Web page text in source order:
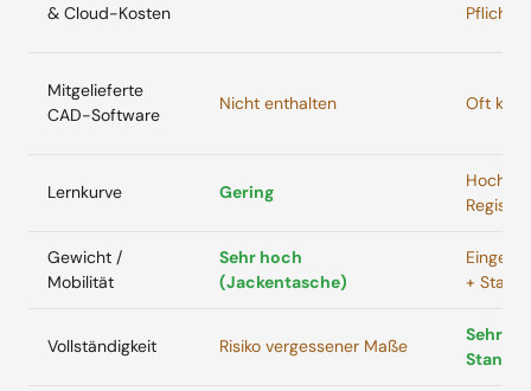
& Cloud-Kosten
Mitgelieferte
CAD-Software
Nicht enthalten Oft
Lernkurve Gering
Hoch
Gewicht /
Mobilität
Sehr hoch
(Jackentasche)
+ Stativ)
Vollständigkeit Risiko vergessener Maße
Sehr